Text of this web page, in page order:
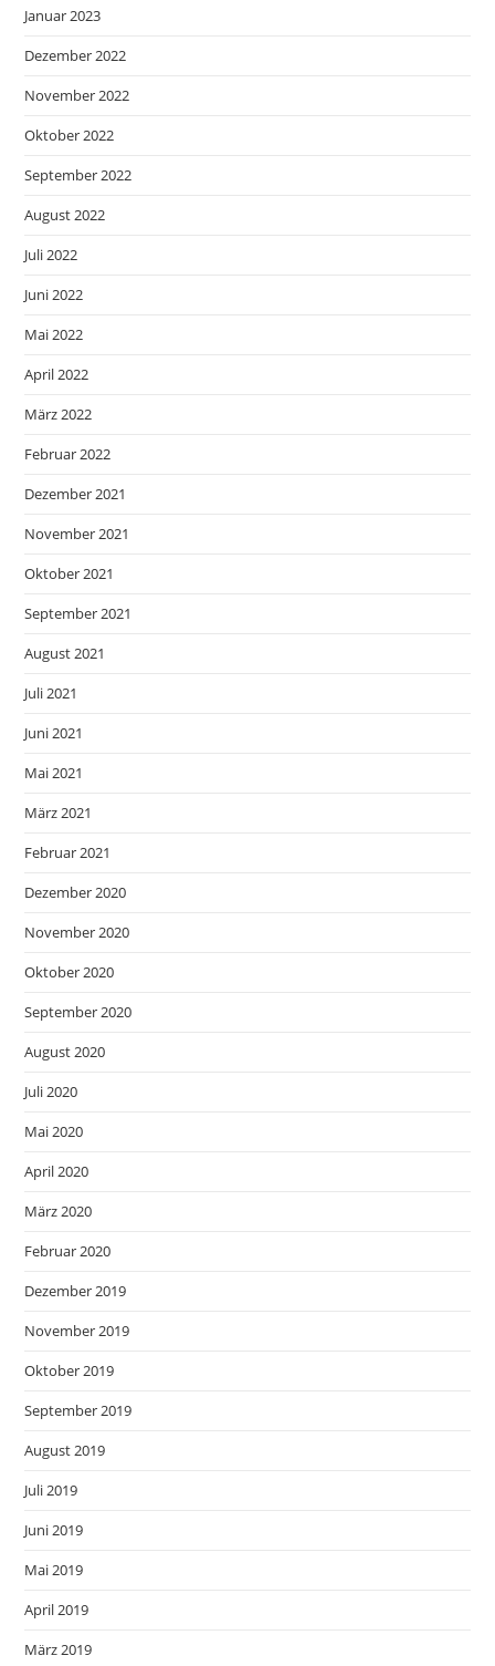
Januar 2023
Dezember 2022
November 2022
Oktober 2022
September 2022
August 2022
Juli 2022
Juni 2022
Mai 2022
April 2022
März 2022
Februar 2022
Dezember 2021
November 2021
Oktober 2021
September 2021
August 2021
Juli 2021
Juni 2021
Mai 2021
März 2021
Februar 2021
Dezember 2020
November 2020
Oktober 2020
September 2020
August 2020
Juli 2020
Mai 2020
April 2020
März 2020
Februar 2020
Dezember 2019
November 2019
Oktober 2019
September 2019
August 2019
Juli 2019
Juni 2019
Mai 2019
April 2019
März 2019